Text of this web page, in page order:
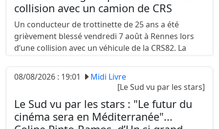
collision avec un camion de CRS
Un conducteur de trottinette de 25 ans a été
grièvement blessé vendredi 7 août à Rennes lors
d’une collision avec un véhicule de la CRS82. La
stationnement, se trouve dans le coma....
08/08/2026 : 19:01
Midi Livre
[Le Sud vu par les stars]
Le Sud vu par les stars : "Le futur du
cinéma sera en Méditerranée"...